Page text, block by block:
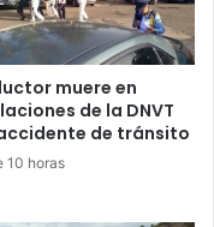
muere en
de la DNVT
de tránsito
10 horas